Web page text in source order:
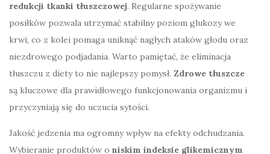
redukcji tkanki tłuszczowej. Regularne spożywanie
posiłków pozwala utrzymać stabilny poziom glukozy we
krwi, co z kolei pomaga uniknąć nagłych ataków głodu oraz
niezdrowego podjadania. Warto pamiętać, że eliminacja
tłuszczu z diety to nie najlepszy pomysł. Zdrowe tłuszcze
są kluczowe dla prawidłowego funkcjonowania organizmu i
przyczyniają się do uczucia sytości.
Jakość jedzenia ma ogromny wpływ na efekty odchudzania.
Wybieranie produktów o niskim indeksie glikemicznym